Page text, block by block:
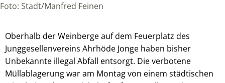
Foto: Stadt/Manfred Feinen
Oberhalb der Weinberge auf dem Feuerplatz des
Junggesellenvereins Ahrhöde Jonge haben bisher
Unbekannte illegal Abfall entsorgt. Die verbotene
Müllablagerung war am Montag von einem städtischen